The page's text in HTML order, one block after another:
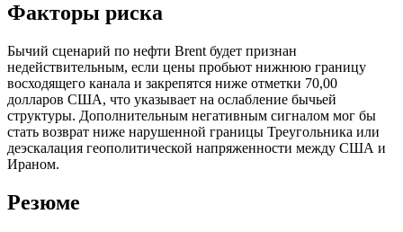
Факторы риска
Бычий сценарий по нефти Brent будет признан
недействительным, если цены пробьют нижнюю границу
восходящего канала и закрепятся ниже отметки 70,00
долларов США, что указывает на ослабление бычьей
структуры. Дополнительным негативным сигналом мог бы
стать возврат ниже нарушенной границы Треугольника или
деэскалация геополитической напряженности между США и
Ираном.
Резюме